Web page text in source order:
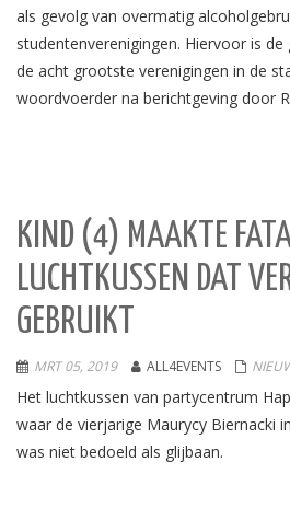
als gevolg van overmatig
studentenverenigingen. Hiervoor is
de acht grootste verenigingen in de
woordvoerder na berichtgeving door
KIND (4) MAAKTE
LUCHTKUSSEN DAT
GEBRUIKT
MRT 05, 2019 ALL4EVENTS
Het luchtkussen van partycentrum
waar de vierjarige Maurycy Biernacki
was niet bedoeld als glijbaan.